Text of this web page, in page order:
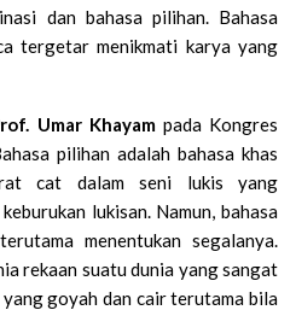
dan bahasa pilihan. Bahasa
tergetar menikmati karya yang
Umar Khayampada Kongres
pilihan adalah bahasa khas
cat dalam seni lukis yang
lukisan. Namun, bahasa
menentukan segalanya.
rekaan suatu dunia yang sangat
goyah dan cair terutama bila